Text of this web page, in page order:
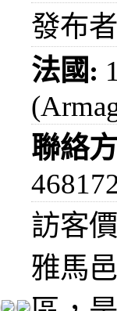
發布
法國:
聯絡
訪客
雅馬